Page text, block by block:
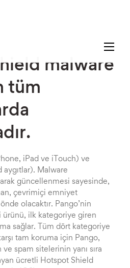
malware
tüm
iPad ve iTouch) ve
Malware
güncellenmesi sayesinde,
çevrimiçi emniyet
olacaktır. Pango’nin
ürünü, ilk kategoriye giren
sağlar. Tüm dört kategoriye
tam koruma için Pango,
spam sitelerinin yanı sıra
ücretli Hotspot Shield